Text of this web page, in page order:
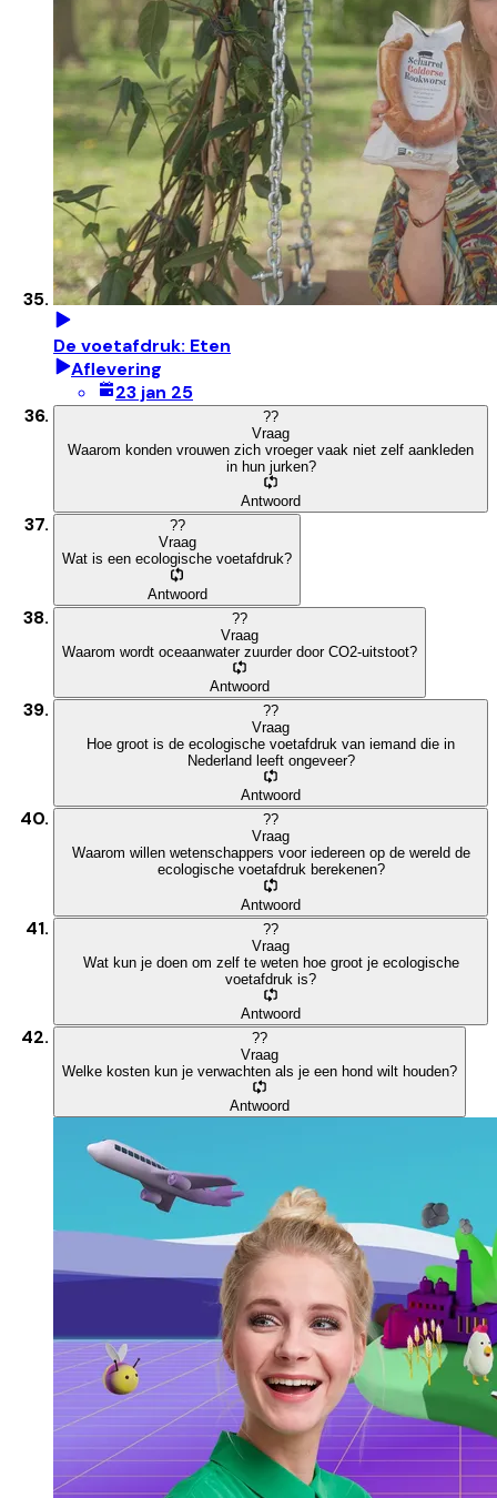
De voetafdruk: Eten
Aflevering
23 jan 25
??
Vraag
Waarom konden vrouwen zich vroeger vaak niet zelf aankleden
in hun jurken?
Antwoord
??
Vraag
Wat is een ecologische voetafdruk?
Antwoord
??
Vraag
Waarom wordt oceaanwater zuurder door CO2-uitstoot?
Antwoord
??
Vraag
Hoe groot is de ecologische voetafdruk van iemand die in
Nederland leeft ongeveer?
Antwoord
??
Vraag
Waarom willen wetenschappers voor iedereen op de wereld de
ecologische voetafdruk berekenen?
Antwoord
??
Vraag
Wat kun je doen om zelf te weten hoe groot je ecologische
voetafdruk is?
Antwoord
??
Vraag
Welke kosten kun je verwachten als je een hond wilt houden?
Antwoord